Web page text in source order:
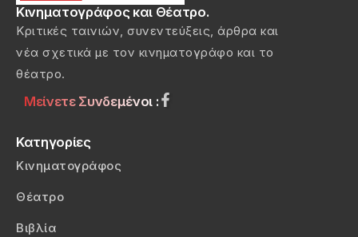
Κινηματογράφος και Θέατρο.
Κριτικές ταινιών, συνεντεύξεις, άρθρα και
νέα σχετικά με τον κινηματογράφο και το
θέατρο.
Μείνετε Συνδεμένοι :
Κατηγορίες
Κινηματογράφος
Θέατρο
Βιβλία